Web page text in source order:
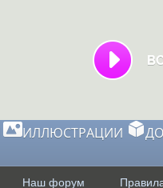
ИЛЛЮСТРАЦИИ
Наш форум